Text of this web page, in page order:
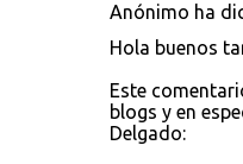
Anónimo ha
Hola buenos
Este
blogs y en
Delgado: